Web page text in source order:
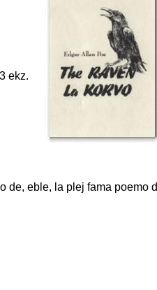
ekz.
de, eble, la plej fama poemo